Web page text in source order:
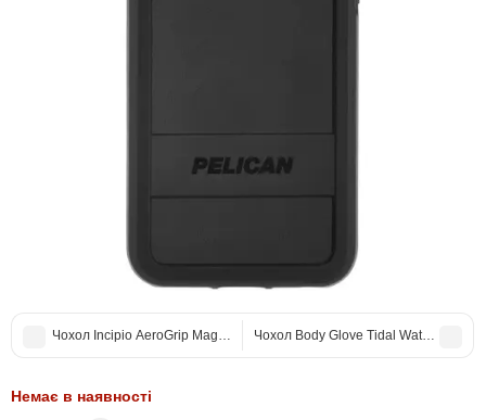
Чохол Incipio AeroGrip MagSafe для iPhone 14 Pro Misty Lavander/
Чохол Body Glove Tidal Waterproof
Немає в наявності